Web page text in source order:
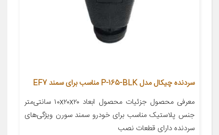
سردنده چیکال مدل P-165-BLK مناسب برای سمند EF7
معرفی محصول جزئیات محصول ابعاد ۱۰x۲۰x۲۰ سانتی‌متر
جنس پلاستیک مناسب برای خودرو سمند سورن ویژگی‌های
سردنده دارای قطعات نصب